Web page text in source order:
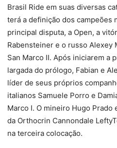
Brasil Ride em suas diversas
terá a definição dos campeões
principal disputa, a Open, a
Rabensteiner e o russo Alexey
San Marco II. Após iniciarem a
largada do prólogo, Fabian e
líder de seus próprios
italianos Samuele Porro e
Marco I. O mineiro Hugo Prado
da Orthocrin Cannondale
na terceira colocação.